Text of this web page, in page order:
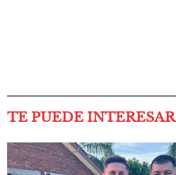
TE PUEDE INTERESAR